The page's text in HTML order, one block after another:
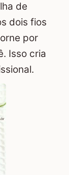
de
dois fios
por
Isso cria